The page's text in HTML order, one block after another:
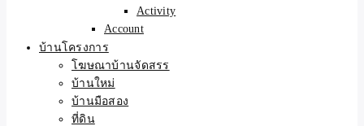
Activity
Account
บ้านโครงการ
โฆษณาบ้านจัดสรร
บ้านใหม่
บ้านมือสอง
ที่ดิน